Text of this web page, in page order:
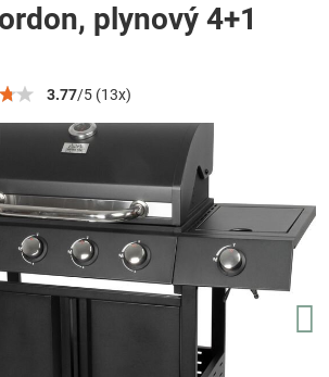
plynový 4+1
3.77/5 (13x)